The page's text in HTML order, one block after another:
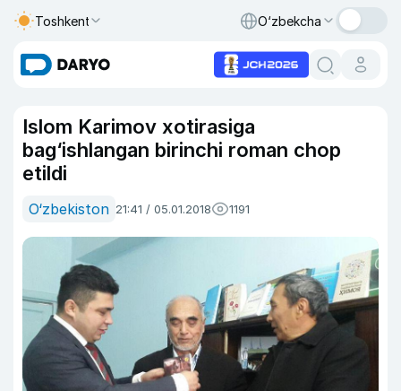
Toshkent O‘zbekcha
Islom Karimov xotirasiga
bag‘ishlangan birinchi roman chop
etildi
O‘zbekiston 21:41 / 05.01.2018 1191